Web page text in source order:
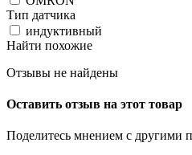
Тип датчика
индуктивный
Найти похожие
Отзывы не найдены
Оставить отзыв на этот товар
Поделитесь мнением с другими